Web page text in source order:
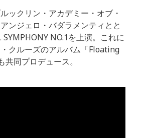
ックリン・アカデミー・オブ・
ンジェロ・バダラメンティとと
NO.1を上演。これに
クルーズのアルバム「Floating
同プロデュース。